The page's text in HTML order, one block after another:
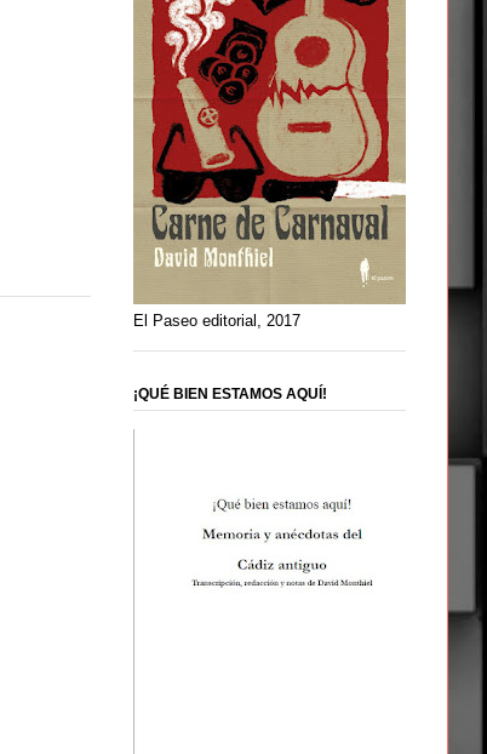
El Paseo editorial, 2017
¡QUÉ BIEN ESTAMOS AQUÍ!